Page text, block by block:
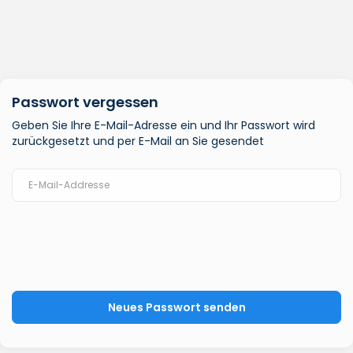
Passwort vergessen
Geben Sie Ihre E-Mail-Adresse ein und Ihr Passwort wird
zurückgesetzt und per E-Mail an Sie gesendet
Neues Passwort senden